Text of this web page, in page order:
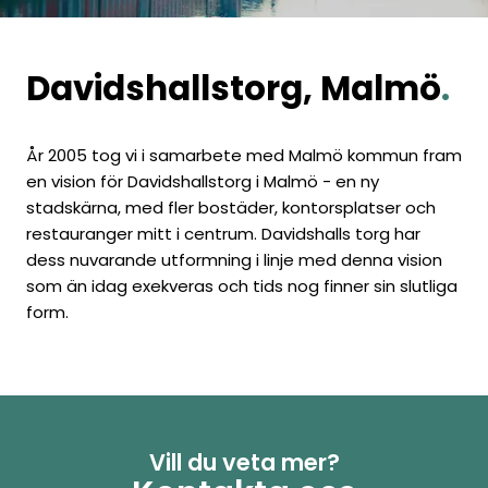
Davidshallstorg, Malmö.
År 2005 tog vi i samarbete med Malmö kommun fram
en vision för Davidshallstorg i Malmö - en ny
stadskärna, med fler bostäder, kontorsplatser och
restauranger mitt i centrum. Davidshalls torg har
dess nuvarande utformning i linje med denna vision
som än idag exekveras och tids nog finner sin slutliga
form.
Vill du veta mer?